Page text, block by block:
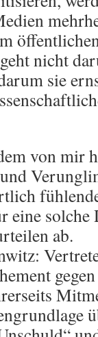
nicht
sie
von mir
eine
ab.